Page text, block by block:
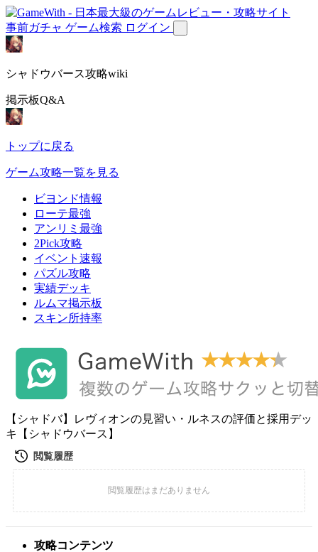
事前ガチャ ゲーム検索 ログイン
シャドウバース攻略wiki
掲示板Q&A
トップに戻る
ゲーム攻略一覧を見る
ビヨンド情報
ローテ最強
アンリミ最強
2Pick攻略
イベント速報
パズル攻略
実績デッキ
ルムマ掲示板
スキン所持率
【シャドバ】レヴィオンの見習い・ルネスの評価と採用デッ
キ【シャドウバース】
攻略コンテンツ